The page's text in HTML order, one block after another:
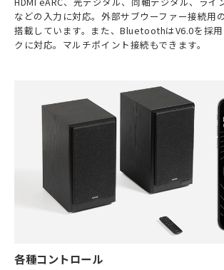
などの入力に対応。外部サブウーファー接続用
搭載しています。また、BluetoothはV6.0を採用
クに対応。マルチポイント接続もできます。
各種コントロール